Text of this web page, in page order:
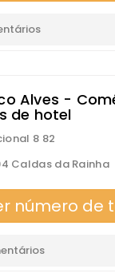
Alves -
de hotel
8 82
Caldas da Rainha
número de